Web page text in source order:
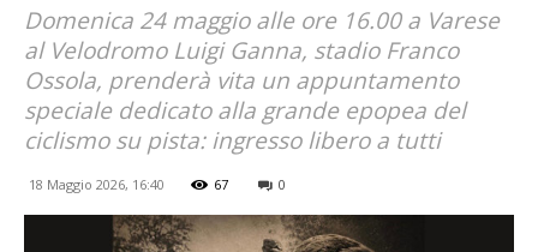
Domenica 24 maggio alle ore 16.00 a Varese
al Velodromo Luigi Ganna, stadio Franco
Ossola, prenderà vita un appuntamento
speciale dedicato alla grande epopea del
ciclismo su pista: ingresso libero a tutti
18 Maggio 2026, 16:40 67 0